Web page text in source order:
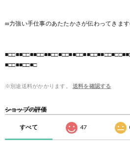
∞力強い手仕事のあたたかさが伝わってきま
■□□■■□□■□
※別途送料がかかります。 送料を確認する
ショップの評価
すべて 47